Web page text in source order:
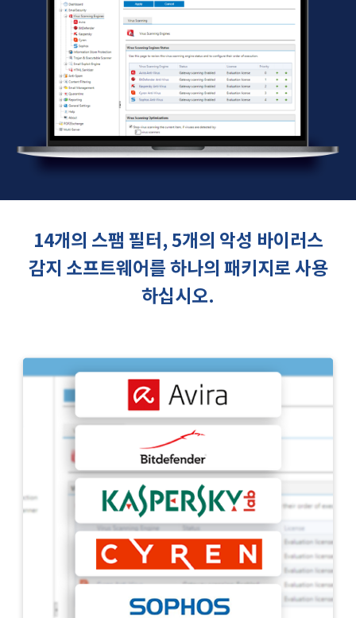
14개의 스팸 필터, 5개의 악성 바이러스
감지 소프트웨어를 하나의 패키지로 사용
하십시오.